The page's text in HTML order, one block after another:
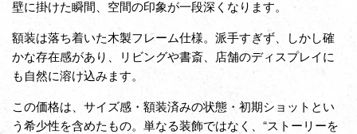
壁に掛けた瞬間、空間の印象が一段深くなります。
額装は落ち着いた木製フレーム仕様。派手すぎず、しかし確
かな存在感があり、リビングや書斎、店舗のディスプレイに
も自然に溶け込みます。
この価格は、サイズ感・額装済みの状態・初期ショットとい
う希少性を含めたもの。単なる装飾ではなく、“ストーリーを